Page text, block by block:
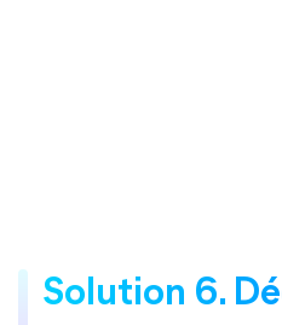
Solution 6.